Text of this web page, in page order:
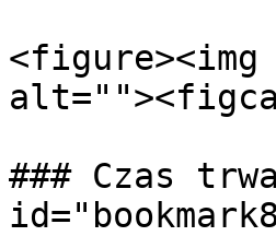
<figure><img
### Czas